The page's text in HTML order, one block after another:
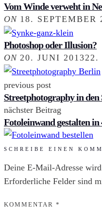
Vom Winde verweht in
ON 18. SEPTEMBER
Photoshop oder Illusion?
ON 20. JUNI 201322.
previous post
Streetphotography in
nächster Beitrag
Fotoleinwand gestalten in
SCHREIBE EINEN
Deine E-Mail-Adresse
Erforderliche Felder sind
KOMMENTAR *